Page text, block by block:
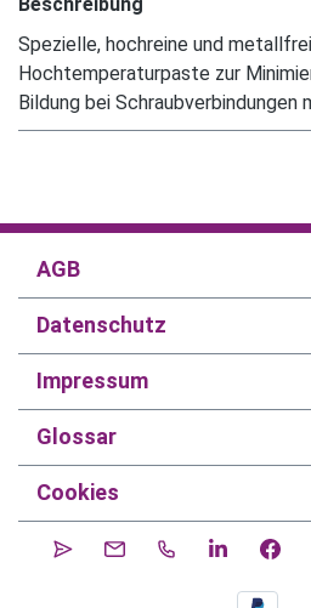
Spezielle, hochreine und
Hochtemperaturpaste zur
Bildung bei Schraubverbindungen
AGB
Datenschutz
Impressum
Glossar
Cookies